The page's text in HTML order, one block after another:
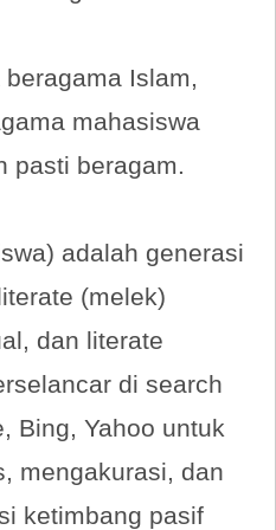
Islam,
mahasiswa
pasti beragam.
adalah generasi
(melek)
dan literate
di search
Bing, Yahoo untuk
mengakurasi, dan
ketimbang pasif